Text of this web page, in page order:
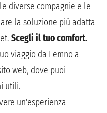
diverse compagnie e le
la soluzione più adatta
Scegli il tuo comfort.
viaggio da Lemno a
web, dove puoi
utili.
un'esperienza